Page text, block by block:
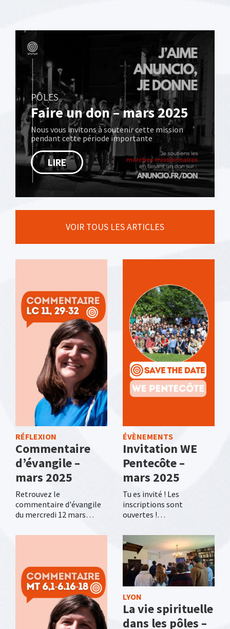
PÔLES
Faire un don – mars 2025
Nous vous invitons à soutenir cette mission
pendant cette période importante
LIRE
VOIR TOUS LES ARTICLES
RÉFLEXION
Commentaire
d’évangile –
mars 2025
Retrouvez le
commentaire d'évangile
du mercredi 12 mars…
ÉVÈNEMENTS
Invitation WE
Pentecôte –
mars 2025
Tu es invité ! Les
inscriptions sont
ouvertes !…
LYON
La vie spirituelle
dans les pôles –